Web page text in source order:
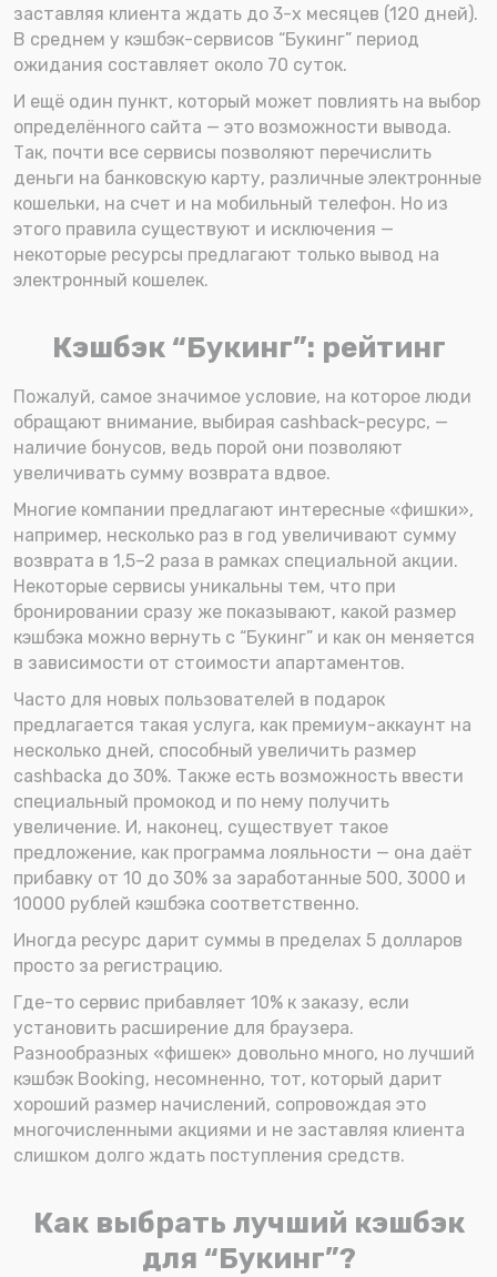
заставляя клиента ждать до 3-х месяцев (120 дней).
В среднем у кэшбэк-сервисов “Букинг” период
ожидания составляет около 70 суток.
И ещё один пункт, который может повлиять на выбор
определённого сайта — это возможности вывода.
Так, почти все сервисы позволяют перечислить
деньги на банковскую карту, различные электронные
кошельки, на счет и на мобильный телефон. Но из
этого правила существуют и исключения —
некоторые ресурсы предлагают только вывод на
электронный кошелек.
Кэшбэк “Букинг”: рейтинг
Пожалуй, самое значимое условие, на которое люди
обращают внимание, выбирая cashback-ресурс, —
наличие бонусов, ведь порой они позволяют
увеличивать сумму возврата вдвое.
Многие компании предлагают интересные «фишки»,
например, несколько раз в год увеличивают сумму
возврата в 1,5–2 раза в рамках специальной акции.
Некоторые сервисы уникальны тем, что при
бронировании сразу же показывают, какой размер
кэшбэка можно вернуть с “Букинг” и как он меняется
в зависимости от стоимости апартаментов.
Часто для новых пользователей в подарок
предлагается такая услуга, как премиум-аккаунт на
несколько дней, способный увеличить размер
cashbackа до 30%. Также есть возможность ввести
специальный промокод и по нему получить
увеличение. И, наконец, существует такое
предложение, как программа лояльности — она даёт
прибавку от 10 до 30% за заработанные 500, 3000 и
10000 рублей кэшбэка соответственно.
Иногда ресурс дарит суммы в пределах 5 долларов
просто за регистрацию.
Где-то сервис прибавляет 10% к заказу, если
установить расширение для браузера.
Разнообразных «фишек» довольно много, но лучший
кэшбэк Booking, несомненно, тот, который дарит
хороший размер начислений, сопровождая это
многочисленными акциями и не заставляя клиента
слишком долго ждать поступления средств.
Как выбрать лучший кэшбэк
для “Букинг”?